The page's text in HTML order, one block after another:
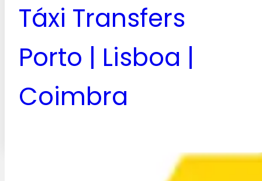
Táxi Transfers
Porto | Lisboa |
Coimbra